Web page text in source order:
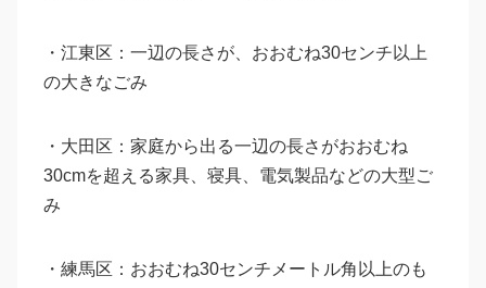
・江東区：一辺の長さが、おおむね30センチ以上
の大きなごみ
・大田区：家庭から出る一辺の長さがおおむね
30cmを超える家具、寝具、電気製品などの大型ご
み
・ 練馬区：おおむね30センチメートル角以上のも